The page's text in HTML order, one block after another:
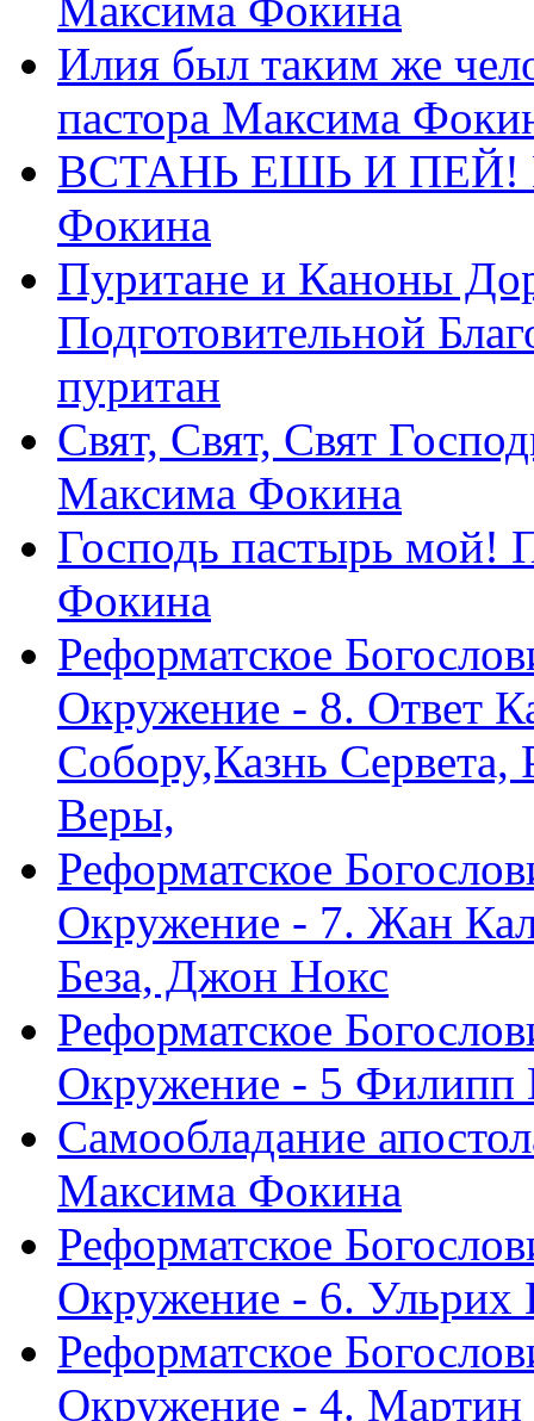
Илия был таким же
пастора Максима
ВСТАНЬ ЕШЬ И ПЕЙ!
Фокина
Пуритане и Каноны
Подготовительной
пуритан
Свят, Свят, Свят
Максима Фокина
Господь пастырь мой!
Фокина
Реформатское
Окружение - 8. Ответ
Собору,Казнь Сервета,
Веры,
Реформатское
Окружение - 7. Жан
Беза, Джон Нокс
Реформатское
Окружение - 5 Филипп
Самообладание
Максима Фокина
Реформатское
Окружение - 6. Ульрих
Реформатское
Окружение - 4.